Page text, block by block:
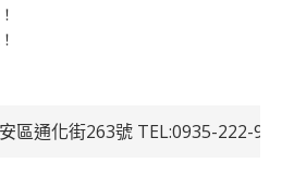
區通化街263號 TEL:0935-222-